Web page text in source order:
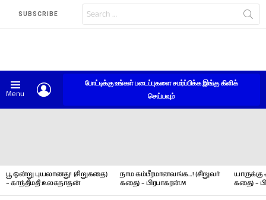
SUBSCRIBE
for:
Menu
போட்டிக்கு உங்கள் படைப்புகளை சமர்ப்பிக்க இங்கு கிளிக்
செய்யவும்
பூ ஒன்று புயலானது! (சிறுகதை)
– காந்திமதி உலகநாதன்
நாம கம்பீரமானவங்க…! (சிறுவர்
கதை) – பிரபாகரன்.M
யாருக்கு
கதை) –